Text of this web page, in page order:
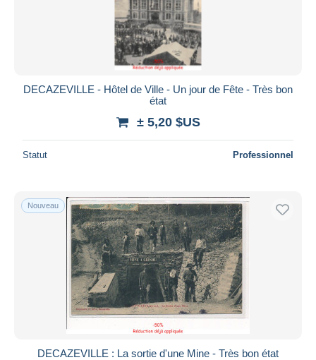
DECAZEVILLE - Hôtel de Ville - Un jour de Fête - Très bon
état
± 5,20 $US
Statut Professionnel
Nouveau
DECAZEVILLE : La sortie d'une Mine - Très bon état